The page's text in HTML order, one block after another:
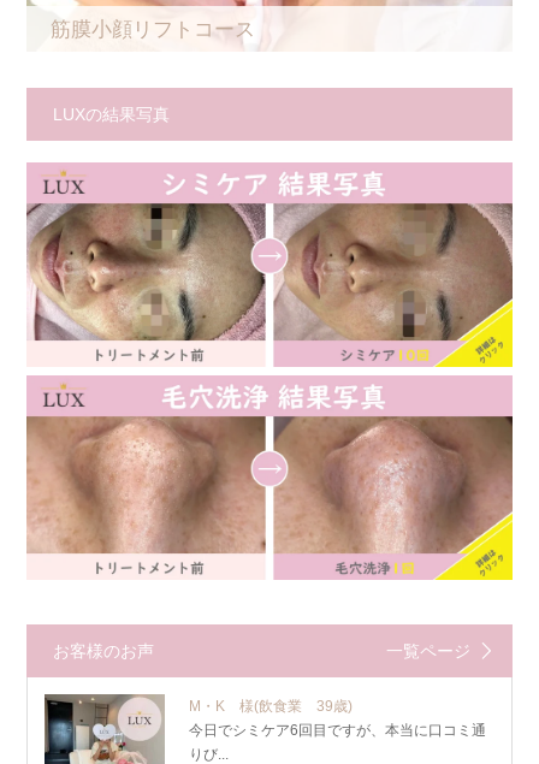
筋膜小顔リフトコース
LUXの結果写真
お客様のお声 一覧ページ
M・K 様(飲食業 39歳)
今日でシミケア6回目ですが、本当に口コミ通
りび...